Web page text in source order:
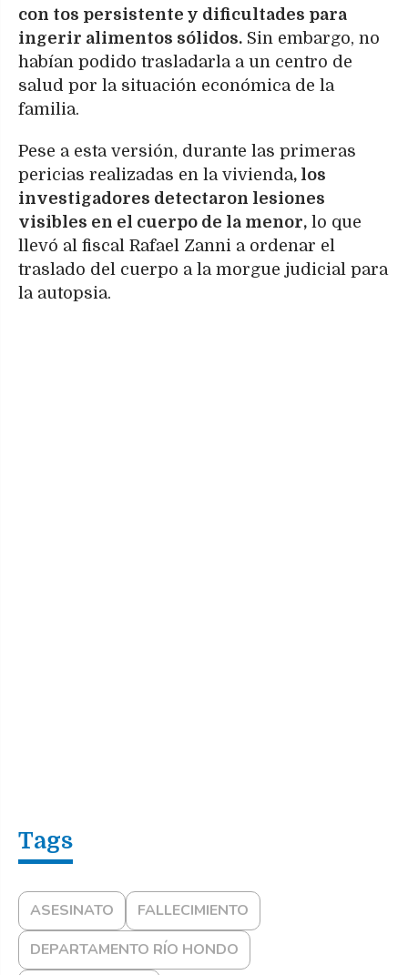
con tos persistente y dificultades para
ingerir alimentos sólidos. Sin embargo, no
habían podido trasladarla a un centro de
salud por la situación económica de la
familia.
Pese a esta versión, durante las primeras
pericias realizadas en la vivienda, los
investigadores detectaron lesiones
visibles en el cuerpo de la menor, lo que
llevó al fiscal Rafael Zanni a ordenar el
traslado del cuerpo a la morgue judicial para
la autopsia.
ASESINATO
FALLECIMIENTO
DEPARTAMENTO RÍO HONDO